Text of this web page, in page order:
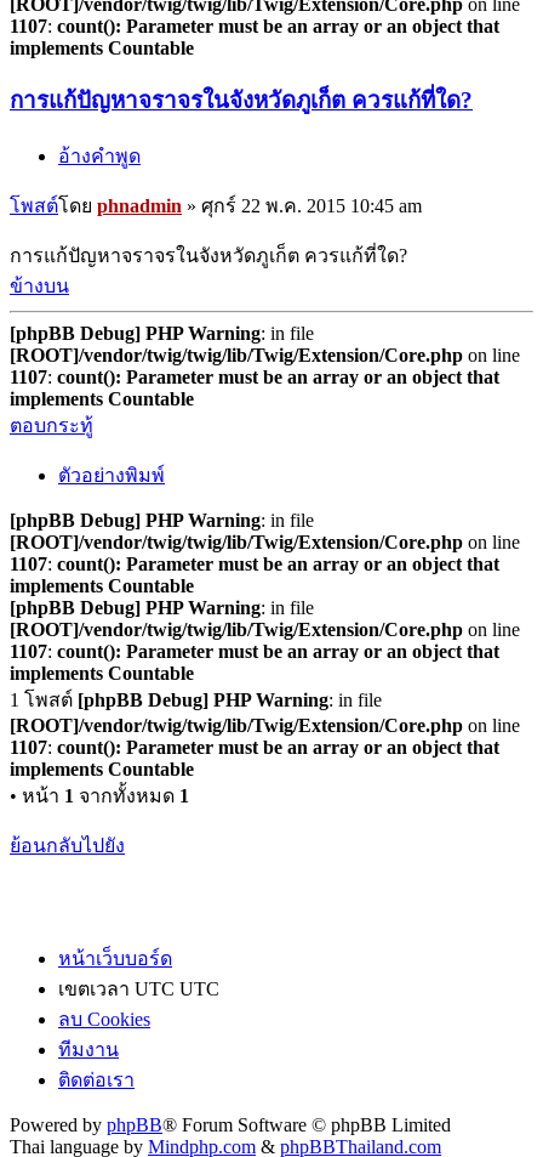
[ROOT]/vendor/twig/twig/lib/Twig/Extension/Core.php on line
1107: count(): Parameter must be an array or an object that
implements Countable
การแก้ปัญหาจราจรในจังหวัดภูเก็ต ควรแก้ที่ใด?
อ้างคำพูด
โพสต์โดย phnadmin » ศุกร์ 22 พ.ค. 2015 10:45 am
การแก้ปัญหาจราจรในจังหวัดภูเก็ต ควรแก้ที่ใด?
ข้างบน
[phpBB Debug] PHP Warning: in file
[ROOT]/vendor/twig/twig/lib/Twig/Extension/Core.php on line
1107: count(): Parameter must be an array or an object that
implements Countable
ตอบกระทู้
ตัวอย่างพิมพ์
[phpBB Debug] PHP Warning: in file
[ROOT]/vendor/twig/twig/lib/Twig/Extension/Core.php on line
1107: count(): Parameter must be an array or an object that
implements Countable
[phpBB Debug] PHP Warning: in file
[ROOT]/vendor/twig/twig/lib/Twig/Extension/Core.php on line
1107: count(): Parameter must be an array or an object that
implements Countable
1 โพสต์ [phpBB Debug] PHP Warning: in file
[ROOT]/vendor/twig/twig/lib/Twig/Extension/Core.php on line
1107: count(): Parameter must be an array or an object that
implements Countable
• หน้า 1 จากทั้งหมด 1
ย้อนกลับไปยัง
หน้าเว็บบอร์ด
เขตเวลา UTC UTC
ลบ Cookies
ทีมงาน
ติดต่อเรา
Powered by phpBB® Forum Software © phpBB Limited
Thai language by Mindphp.com & phpBBThailand.com